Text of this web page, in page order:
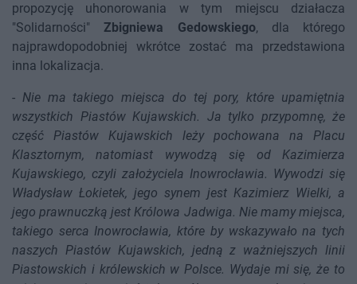
propozycję uhonorowania w tym miejscu działacza
"Solidarności"Zbigniewa Gedowskiego, dla którego
najprawdopodobniej wkrótce zostać ma przedstawiona
inna lokalizacja.
- Nie ma takiego miejsca do tej pory, które upamiętnia
wszystkich Piastów Kujawskich. Ja tylko przypomnę, że
część Piastów Kujawskich leży pochowana na Placu
Klasztornym, natomiast wywodzą się od Kazimierza
Kujawskiego, czyli założyciela Inowrocławia. Wywodzi się
Władysław Łokietek, jego synem jest Kazimierz Wielki, a
jego prawnuczką jest Królowa Jadwiga. Nie mamy miejsca,
takiego serca Inowrocławia, które by wskazywało na tych
naszych Piastów Kujawskich, jedną z ważniejszych linii
Piastowskich i królewskich w Polsce. Wydaje mi się, że to